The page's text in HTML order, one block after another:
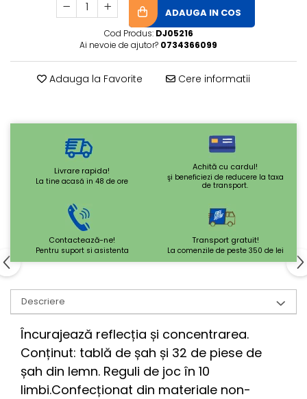
ADAUGA IN COS
Cod Produs: DJ05216
Ai nevoie de ajutor? 0734366099
Adauga la Favorite Cere informatii
Livrare rapida!
La tine acasă in 48 de ore
Achită cu cardul!
şi beneficiezi de reducere la taxa
de transport.
Contactează-ne!
Pentru suport si asistenta
Transport gratuit!
La comenzile de peste 350 de lei
Descriere
Încurajează reflecția și concentrarea.
Conținut: tablă de șah și 32 de piese de
șah din lemn. Reguli de joc în 10
limbi.Confecționat din materiale non-